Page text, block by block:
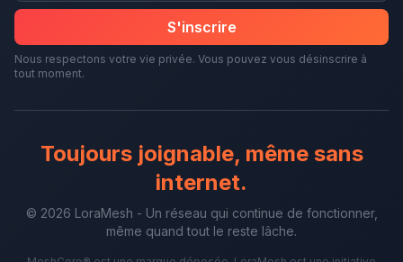
S'inscrire
Nous respectons votre vie privée. Vous pouvez vous désinscrire à
tout moment.
Toujours joignable, même sans
internet.
© 2026 LoraMesh - Un réseau qui continue de fonctionner,
même quand tout le reste lâche.